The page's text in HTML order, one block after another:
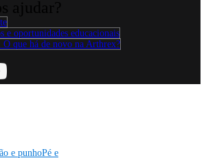
e oportunidades educacionais
O que há de novo na Arthrex?
e punhoPé e